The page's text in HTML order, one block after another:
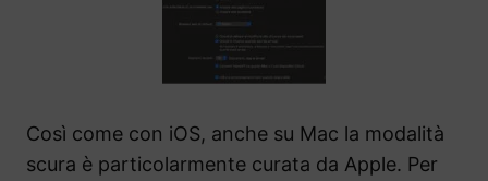
Così come con iOS, anche su Mac la modalità
scura è particolarmente curata da Apple. Per